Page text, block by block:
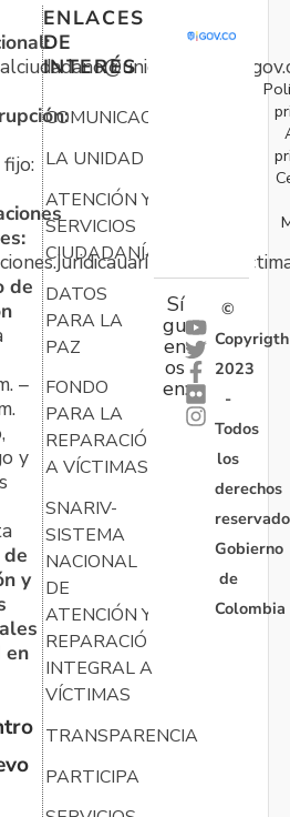
de
–
y
y
en
ENLACES
DE
INTERÉS
COMUNICACIONES
LA UNIDAD
ATENCIÓN Y
SERVICIOS
CIUDADANÍA
DATOS
PARA LA
PAZ
FONDO
PARA LA
REPARACIÓN
A VÍCTIMAS
SNARIV-
SISTEMA
NACIONAL
DE
ATENCIÓN Y
REPARACIÓN
INTEGRAL A
VÍCTIMAS
TRANSPARENCIA
PARTICIPA
Sí
gu
en
os
en:
©
Copyrigth
2023
-
Todos
los
derechos
Gobierno
de
Colombia